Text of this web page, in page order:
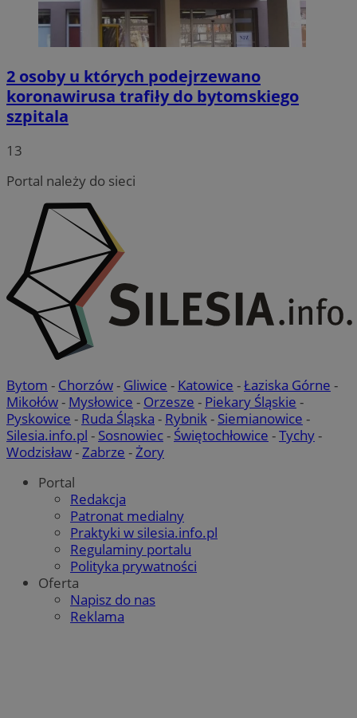
2 osoby u których podejrzewano
koronawirusa trafiły do bytomskiego
szpitala
13
Portal należy do sieci
Bytom - Chorzów- Gliwice - Katowice -Łaziska Górne -
Mikołów- Mysłowice - Orzesze - Piekary Śląskie -
Pyskowice - Ruda Śląska - Rybnik- Siemianowice -
Silesia.info.pl - Sosnowiec- Świętochłowice -Tychy-
Wodzisław-Zabrze -Żory
Portal
Redakcja
Patronat medialny
Praktyki w silesia.info.pl
Regulaminy portalu
Polityka prywatności
Oferta
Napisz do nas
Reklama